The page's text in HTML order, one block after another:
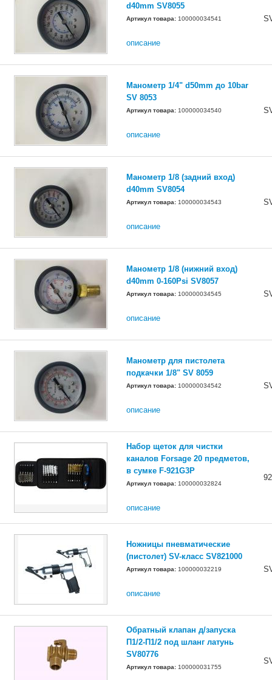
d40mm SV8055
Артикул товара: 100000034541
описание
Манометр 1/4" d50mm до 10bar
SV 8053
Артикул товара: 100000034540
описание
Манометр 1/8 (задний вход)
d40mm SV8054
Артикул товара: 100000034543
описание
Манометр 1/8 (нижний вход)
d40mm 0-160Psi SV8057
Артикул товара: 100000034545
описание
Манометр для пистолета
подкачки 1/8" SV 8059
Артикул товара: 100000034542
описание
Набор щеток для чистки
каналов Forsage 20 предметов,
в сумке F-921G3P
Артикул товара: 100000032824
описание
Ножницы пневматические
(пистолет) SV-класс SV821000
Артикул товара: 100000032219
описание
Обратный клапан д/запуска
П1/2-П1/2 под шланг латунь
SV80776
Артикул товара: 100000031755